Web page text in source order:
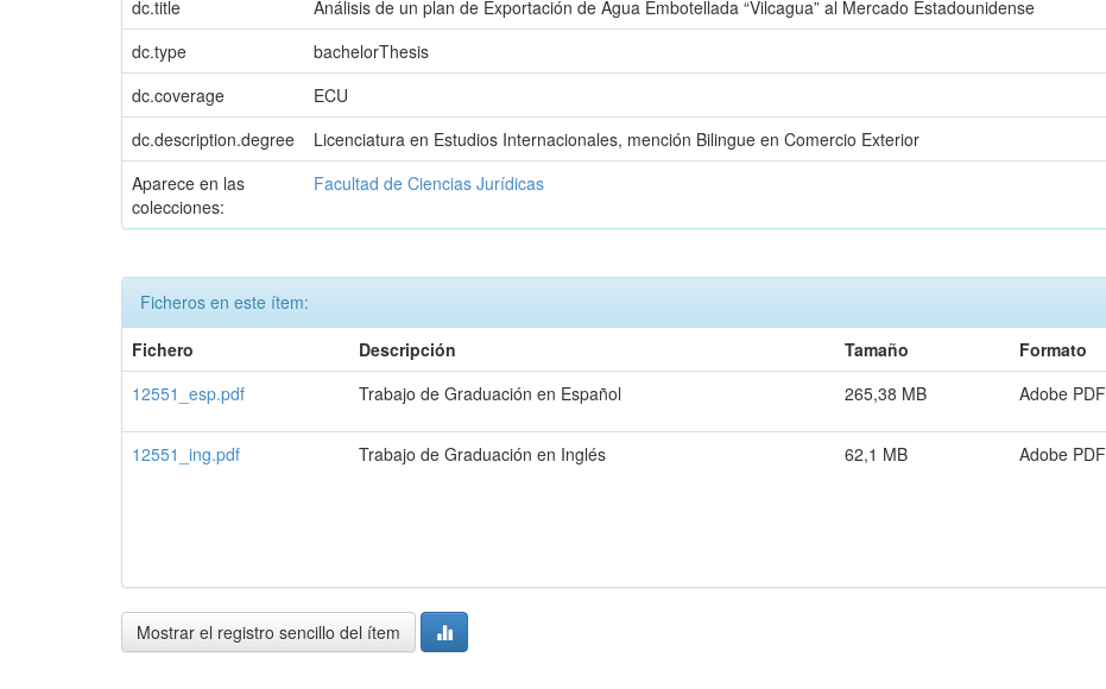
dc.title
Análisis de un plan de Exportación de Agua Embotellada “Vilcagua” al Mercado Estadounidense
dc.type
bachelorThesis
dc.coverage
ECU
dc.description.degree
Licenciatura en Estudios Internacionales, mención Bilingue en Comercio Exterior
Aparece en las
colecciones:
Facultad de Ciencias Jurídicas
Ficheros en este ítem:
Fichero
Descripción Tamaño
Formato
12551_esp.pdf
Trabajo de Graduación en Español 265,38 MB Adobe PDF
12551_ing.pdf Trabajo de Graduación en Inglés 62,1 MB Adobe PDF
Mostrar el registro sencillo del ítem